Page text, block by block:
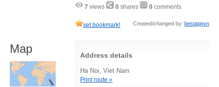
7 views 0 shares 0 comments
set bookmark! Created/changed by: bestappvn
Address details
Ha Noi, Viet Nam
Print route »
Map